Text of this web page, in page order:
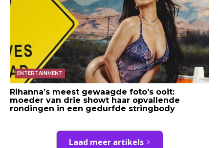
ENTERTAINMENT
Rihanna’s meest gewaagde foto’s ooit:
moeder van drie showt haar opvallende
rondingen in een gedurfde stringbody
Laad meer artikels